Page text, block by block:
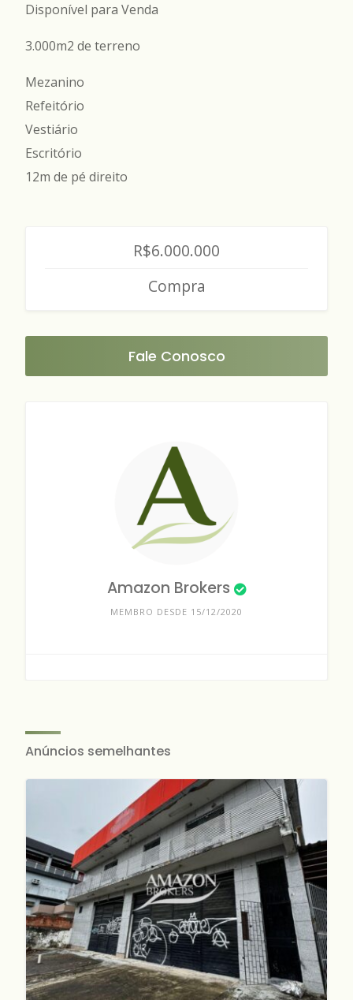
Disponível para Venda
3.000m2 de terreno
Mezanino
Refeitório
Vestiário
Escritório
12m de pé direito
R$6.000.000
Compra
Fale Conosco
Amazon Brokers
MEMBRO DESDE 15/12/2020
Anúncios semelhantes